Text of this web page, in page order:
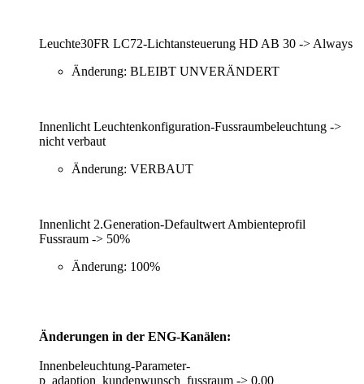
Leuchte30FR LC72-Lichtansteuerung HD AB 30 -> Always
Änderung: BLEIBT UNVERÄNDERT
Innenlicht Leuchtenkonfiguration-Fussraumbeleuchtung ->
nicht verbaut
Änderung: VERBAUT
Innenlicht 2.Generation-Defaultwert Ambienteprofil
Fussraum -> 50%
Änderung: 100%
Änderungen in der ENG-Kanälen:
Innenbeleuchtung-Parameter-
p_adaption_kundenwunsch_fussraum -> 0.00